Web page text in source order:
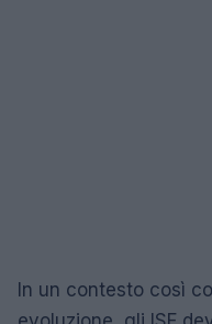
In un contesto così